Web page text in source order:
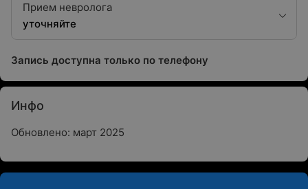
Прием невролога
уточняйте
Запись доступна только по телефону
Инфо
Обновлено: март 2025